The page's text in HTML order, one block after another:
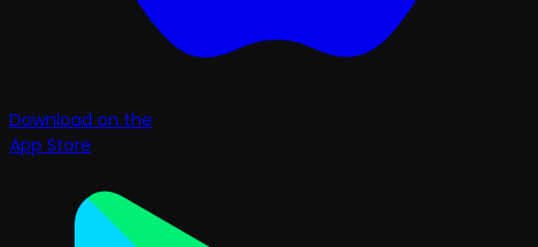
Download on the
App Store